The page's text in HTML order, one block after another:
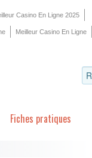
Casino En Ligne 2025
Meilleur Casino En Ligne
Fiches pratiques